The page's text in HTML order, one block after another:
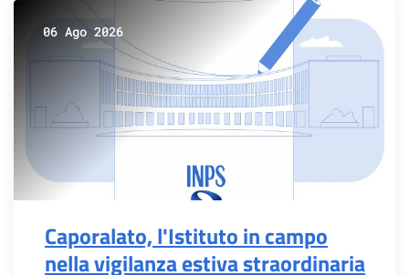
06 Ago 2026
Caporalato, l'Istituto in campo
nella vigilanza estiva straordinaria